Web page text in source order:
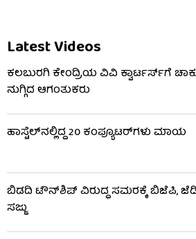
Latest Videos
ಕಲಬುರಗಿ ಕೇಂದ್ರಿಯ ವಿವಿ ಕ್ವಾರ್ಟರ್ಸ್‌ಗೆ
ನುಗ್ಗಿದ ಆಗಂತುಕರು
ಹಾಸ್ಟೆಲ್‌ನಲ್ಲಿದ್ದ 20 ಕಂಪ್ಯೂಟರ್‌ಗಳು ಮಾಯ
ಬಿಡದಿ ಟೌನ್‌ಶಿಪ್ ವಿರುದ್ಧ ಸಮರಕ್ಕೆ ಬಿಜೆಪಿ,
ಸಜ್ಜು